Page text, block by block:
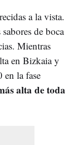
a la vista.
de boca
Mientras
en Bizkaia y
la fase
alta de toda